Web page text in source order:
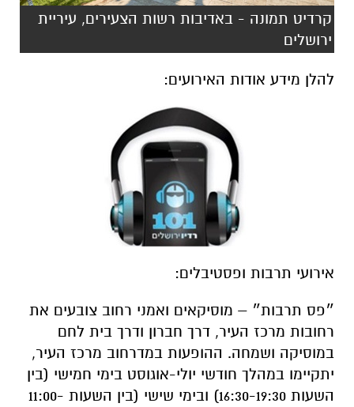
קרדיט תמונה - באדיבות רשות הצעירים, עיריית
ירושלים
להלן מידע אודות האירועים:
אירועי תרבות ופסטיבלים:
״פס תרבות״ – מוסיקאים ואמני רחוב צובעים את
רחובות מרכז העיר, דרך חברון ודרך בית לחם
במוסיקה ושמחה. ההופעות במדרחוב מרכז העיר,
יתקיימו במהלך חודשי יולי-אוגוסט בימי חמישי (בין
השעות 16:30-19:30) ובימי שישי (בין השעות 11:00-